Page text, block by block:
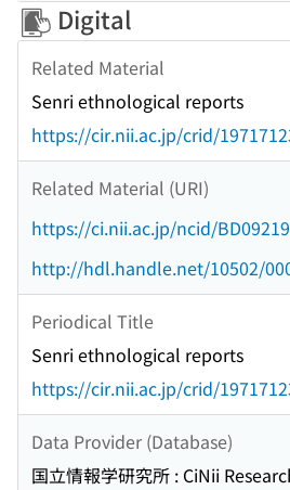
Digital
Related Material
Senri ethnological reports
https://cir.nii.ac.jp/crid/
Related Material (URI)
https://ci.nii.ac.jp/ncid/
http://hdl.handle.net/10502/
Periodical Title
Senri ethnological reports
https://cir.nii.ac.jp/crid/
Data Provider (Database)
国立情報学研究所 : CiNii